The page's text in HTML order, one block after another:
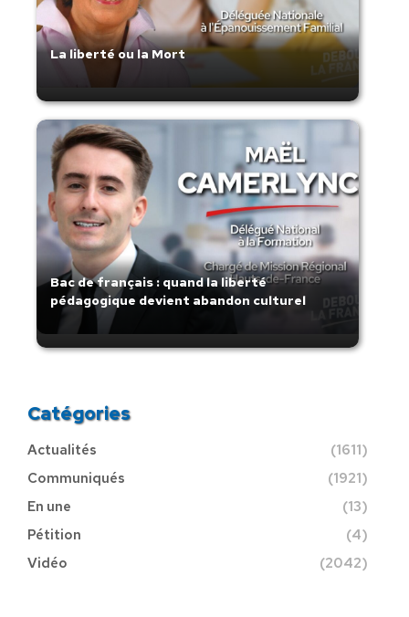
La liberté ou la Mort
Bac de français : quand la liberté
pédagogique devient abandon culturel
Catégories
Actualités
(1611)
Communiqués
(1921)
En une
(13)
Pétition
(4)
Vidéo
(2042)